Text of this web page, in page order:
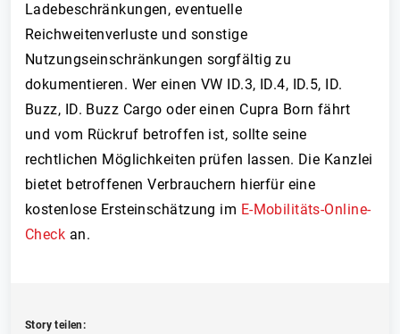
Ladebeschränkungen, eventuelle
Reichweitenverluste und sonstige
Nutzungseinschränkungen sorgfältig zu
dokumentieren. Wer einen VW ID.3, ID.4, ID.5, ID.
Buzz, ID. Buzz Cargo oder einen Cupra Born fährt
und vom Rückruf betroffen ist, sollte seine
rechtlichen Möglichkeiten prüfen lassen. Die Kanzlei
bietet betroffenen Verbrauchern hierfür eine
kostenlose Ersteinschätzung im E-Mobilitäts-Online-
Check an.
Story teilen: